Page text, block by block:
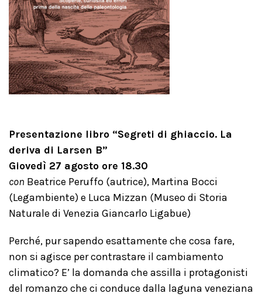
Presentazione libro “Segreti di ghiaccio. La
deriva di Larsen B”
Giovedì 27 agosto ore 18.30
con Beatrice Peruffo (autrice), Martina Bocci
(Legambiente) e Luca Mizzan (Museo di Storia
Naturale di Venezia Giancarlo Ligabue)
Perché, pur sapendo esattamente che cosa fare,
non si agisce per contrastare il cambiamento
climatico? E’ la domanda che assilla i protagonisti
del romanzo che ci conduce dalla laguna veneziana